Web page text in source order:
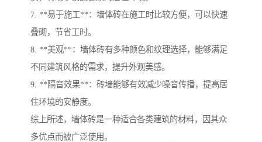
7. **易于施工**：墙体砖在施工时比较方便，可以快速
叠砌，节省工时。
8. **美观**：墙体砖有多种颜色和纹理选择，能够满足
不同建筑风格的需求，提升外观美感。
9. **隔音效果**：砖墙能够有效减少噪音传播，提高居
住环境的安静度。
综上所述，墙体砖是一种适合各类建筑的材料，因其众
多优点而被广泛使用。